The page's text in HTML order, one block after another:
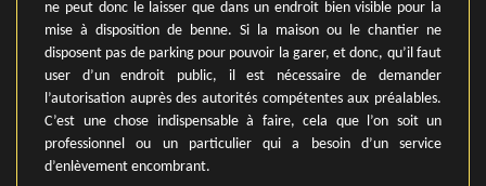
ne peut donc le laisser que dans un endroit bien visible pour la
mise à disposition de benne. Si la maison ou le chantier ne
disposent pas de parking pour pouvoir la garer, et donc, qu’il faut
user d’un endroit public, il est nécessaire de demander
l’autorisation auprès des autorités compétentes aux préalables.
C’est une chose indispensable à faire, cela que l’on soit un
professionnel ou un particulier qui a besoin d’un service
d’enlèvement encombrant.